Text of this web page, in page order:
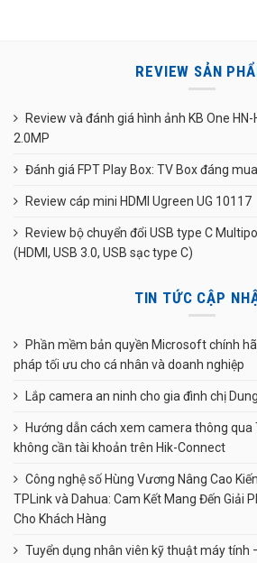
REVIEW SẢN
Review và đánh giá hình ảnh KB One
2.0MP
Đánh giá FPT Play Box: TV Box đáng
Review cáp mini HDMI Ugreen UG 10117
Review bộ chuyển đổi USB type C
(HDMI, USB 3.0, USB sạc type C)
TIN TỨC CẬP
Phần mềm bản quyền Microsoft chính
pháp tối ưu cho cá nhân và doanh nghiệp
Lắp camera an ninh cho gia đình chị
Hướng dẫn cách xem camera thông qua
không cần tài khoản trên Hik-Connect
Công nghệ số Hùng Vương Nâng Cao
TPLink và Dahua: Cam Kết Mang Đến Giải
Cho Khách Hàng
Tuyển dụng nhân viên kỹ thuật máy tính